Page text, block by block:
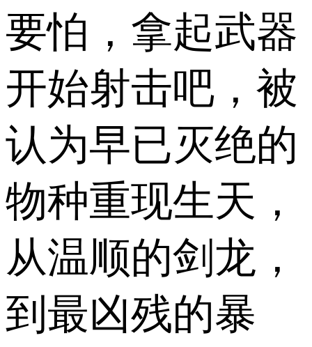
要怕，拿起武器
开始射击吧，被
认为早已灭绝的
物种重现生天，
从温顺的剑龙，
到最凶残的暴